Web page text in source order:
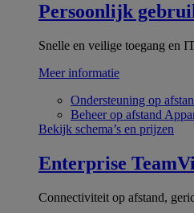
Persoonlijk
Snelle en veilige toegang en
Meer informatie
Ondersteuning op
Beheer op afstand
Bekijk schema’s en prijzen
Enterprise
Connectiviteit op afstand,